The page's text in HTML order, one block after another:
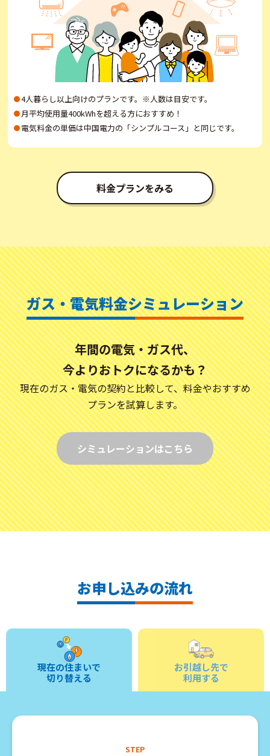
4人暮らし以上向けのプランです。※人数は目安です。
月平均使用量400kWhを超える方におすすめ！
電気料金の単価は中国電力の「シンプルコース」と同じです。
料金プランをみる
ガス・電気料金シミュレーション
年間の電気・ガス代、
今よりおトクになるかも？
現在のガス・電気の契約と比較して、料金やおすすめ
プランを試算します。
シミュレーションはこちら
お申し込みの流れ
現在の住まいで
切り替える
お引越し先で
利用する
STEP